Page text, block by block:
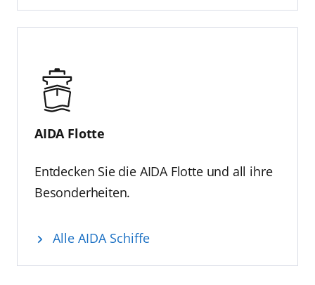
AIDA Flotte
Entdecken Sie die AIDA Flotte und all ihre
Besonderheiten.
Alle AIDA Schiffe